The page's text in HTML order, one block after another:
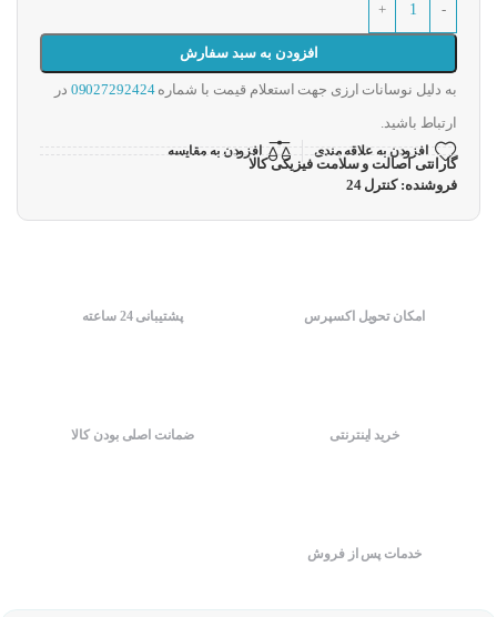
افزودن به سبد سفارش
به دلیل نوسانات ارزی جهت استعلام قیمت با شماره09027292424 در
ارتباط باشید.
افزودن به علاقه مندی افزودن به مقایسه
گارانتی اصالت و سلامت فیزیکی کالا
فروشنده: کنترل 24
امکان تحویل اکسپرس پشتیبانی 24 ساعته
خرید اینترنتی ضمانت اصلی بودن کالا
خدمات پس از فروش